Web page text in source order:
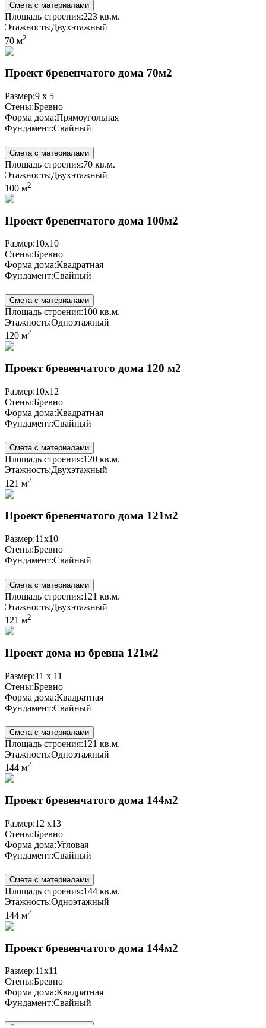
Смета с материалами
Площадь строения:223 кв.м.
Этажность:Двухэтажный
70 м2
Проект бревенчатого дома 70м2
Размер:9 x 5
Стены:Бревно
Форма дома:Прямоугольная
Фундамент:Свайный
Смета с материалами
Площадь строения:70 кв.м.
Этажность:Двухэтажный
100 м2
Проект бревенчатого дома 100м2
Размер:10x10
Стены:Бревно
Форма дома:Квадратная
Фундамент:Свайный
Смета с материалами
Площадь строения:100 кв.м.
Этажность:Одноэтажный
120 м2
Проект бревенчатого дома 120 м2
Размер:10x12
Стены:Бревно
Форма дома:Квадратная
Фундамент:Свайный
Смета с материалами
Площадь строения:120 кв.м.
Этажность:Двухэтажный
121 м2
Проект бревенчатого дома 121м2
Размер:11x10
Стены:Бревно
Фундамент:Свайный
Смета с материалами
Площадь строения:121 кв.м.
Этажность:Двухэтажный
121 м2
Проект дома из бревна 121м2
Размер:11 x 11
Стены:Бревно
Форма дома:Квадратная
Фундамент:Свайный
Смета с материалами
Площадь строения:121 кв.м.
Этажность:Одноэтажный
144 м2
Проект бревенчатого дома 144м2
Размер:12 x13
Стены:Бревно
Форма дома:Угловая
Фундамент:Свайный
Смета с материалами
Площадь строения:144 кв.м.
Этажность:Одноэтажный
144 м2
Проект бревенчатого дома 144м2
Размер:11x11
Стены:Бревно
Форма дома:Квадратная
Фундамент:Свайный